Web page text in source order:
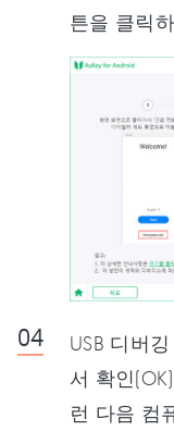
튼을 클릭하
USB 디버
서 확인
런 다음 컴